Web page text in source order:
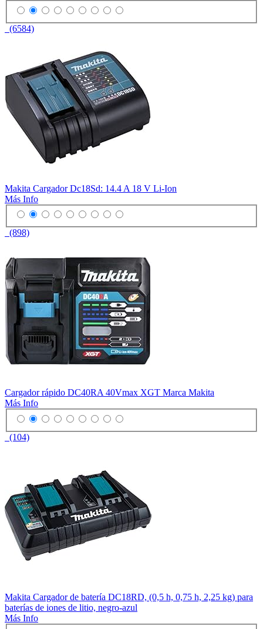
(6584)
Makita Cargador Dc18Sd: 14.4 A 18 V Li-Ion
Más Info
(898)
Cargador rápido DC40RA 40Vmax XGT Marca Makita
Más Info
(104)
Makita Cargador de batería DC18RD, (0,5 h, 0,75 h, 2,25 kg) para
baterías de iones de litio, negro-azul
Más Info